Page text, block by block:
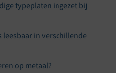
typeplaten ingezet bij
leesbaar in verschillende
op metaal?